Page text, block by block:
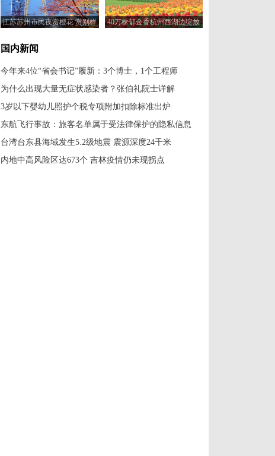
江苏苏州市民夜赏樱花 赏别样
40万株郁金香杭州西湖边绽放
国内新闻
今年来4位“省会书记”履新：3个博士，1个工程师
为什么出现大量无症状感染者？张伯礼院士详解
3岁以下婴幼儿照护个税专项附加扣除标准出炉
东航飞行事故：旅客名单属于受法律保护的隐私信息
台湾台东县海域发生5.2级地震 震源深度24千米
内地中高风险区达673个 吉林疫情仍未现拐点